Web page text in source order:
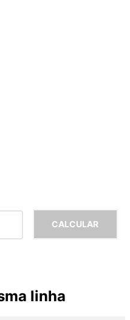
linha